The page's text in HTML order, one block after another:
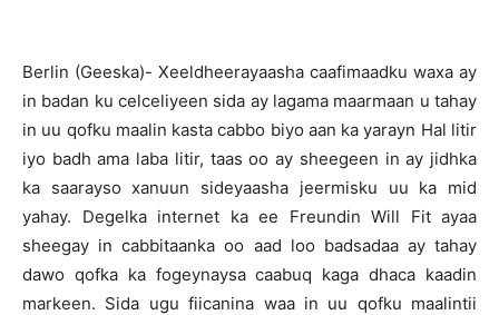
Berlin (Geeska)- Xeeldheerayaasha caafimaadku waxa ay
in badan ku celceliyeen sida ay lagama maarmaan u tahay
in uu qofku maalin kasta cabbo biyo aan ka yarayn Hal litir
iyo badh ama laba litir, taas oo ay sheegeen in ay jidhka
ka saarayso xanuun sideyaasha jeermisku uu ka mid
yahay. Degelka internet ka ee Freundin Will Fit ayaa
sheegay in cabbitaanka oo aad loo badsadaa ay tahay
dawo qofka ka fogeynaysa caabuq kaga dhaca kaadin
markeen. Sida ugu fiicanina waa in uu qofku maalintii